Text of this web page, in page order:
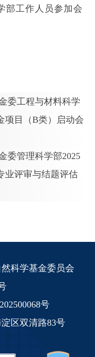
工作人员参加会
委工程与材料科学
项目（B类）启动会
委管理科学部2025
业评审与结题评估
科学基金委员会
号
区双清路83号